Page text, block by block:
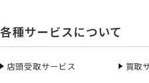
各種サービスについて
店頭受取サービス 買取